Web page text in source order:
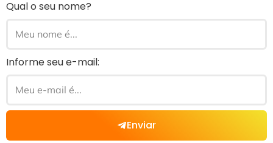
Qual o seu nome?
Informe seu e-mail:
Enviar